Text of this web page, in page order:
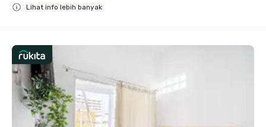
Lihat info lebih banyak